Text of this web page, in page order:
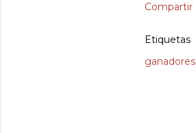
Compartir
Etiquetas
ganadores